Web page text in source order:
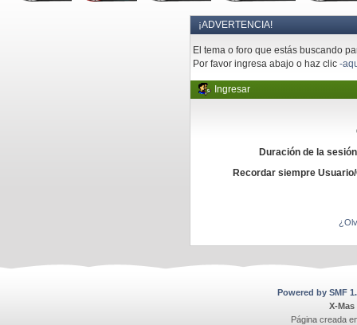
¡ADVERTENCIA!
El tema o foro que estás buscando
Por favor ingresa abajo o haz clic-
Ingresar
Duración de la
Recordar siempre
Powered by SMF
X-Mas
Página creada